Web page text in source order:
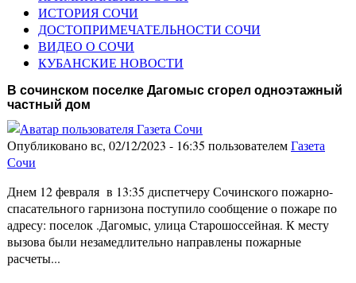
ИСТОРИЯ СОЧИ
ДОСТОПРИМЕЧАТЕЛЬНОСТИ СОЧИ
ВИДЕО О СОЧИ
КУБАНСКИЕ НОВОСТИ
В сочинском поселке Дагомыс сгорел одноэтажный
частный дом
Опубликовано вс, 02/12/2023 - 16:35 пользователемГазета
Сочи
Днем 12 февраля в 13:35 диспетчеру Сочинского пожарно-
спасательного гарнизона поступило сообщение о пожаре по
адресу: поселок .Дагомыс, улица Старошоссейная. К месту
вызова были незамедлительно направлены пожарные
расчеты...